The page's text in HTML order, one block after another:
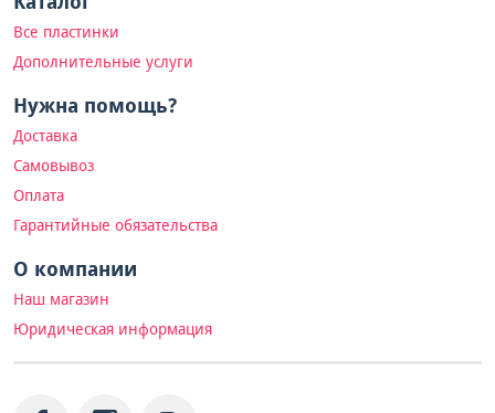
Все пластинки
Дополнительные услуги
Нужна помощь?
Доставка
Самовывоз
Оплата
Гарантийные обязательства
О компании
Наш магазин
Юридическая информация